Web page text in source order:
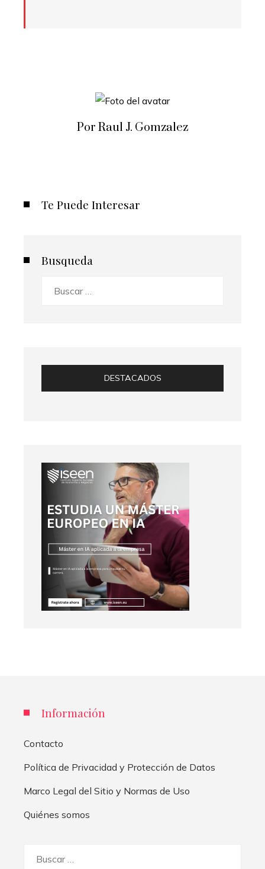
Por Raul J. Gomzalez
Te Puede Interesar
Busqueda
DESTACADOS
Información
Contacto
Política de Privacidad y Protección de Datos
Marco Legal del Sitio y Normas de Uso
Quiénes somos